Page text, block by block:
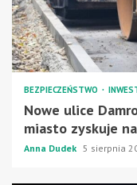
BEZPIECZEŃSTWO
Nowe ulice
miasto zyskuje
Anna Dudek 5 sierpnia